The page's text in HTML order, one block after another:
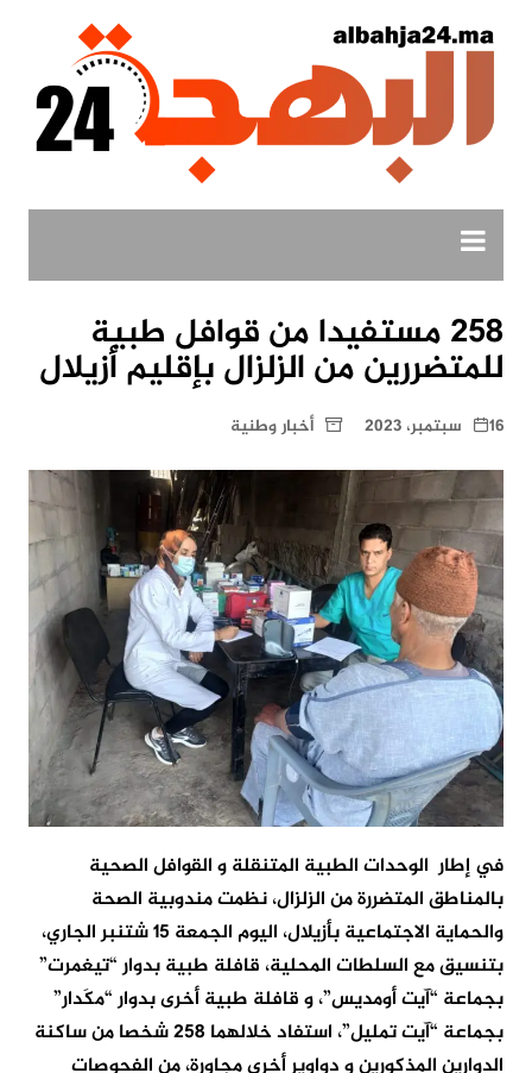
258 مستفيدا من قوافل طبية
للمتضررين من الزلزال بإقليم أزيلال
16 سبتمبر، 2023 أخبار وطنية
في إطار الوحدات الطبية المتنقلة و القوافل الصحية
بالمناطق المتضررة من الزلزال، نظمت مندوبية الصحة
والحماية الاجتماعية بأزيلال، اليوم الجمعة 15 شتنبر الجاري،
بتنسيق مع السلطات المحلية، قافلة طبية بدوار “تيغمرت”
بجماعة “آيت أومديس”، و قافلة طبية أخرى بدوار “مكَدار”
بجماعة “آيت تمليل”، استفاد خلالهما 258 شخصا من ساكنة